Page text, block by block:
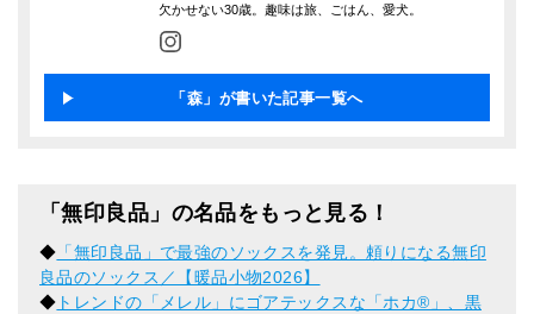
欠かせない30歳。趣味は旅、ごはん、愛犬。
「森」が書いた記事一覧へ
「無印良品」の名品をもっと見る！
◆ 「無印良品」で最強のソックスを発見。頼りになる無印
良品のソックス／【暖品小物2026】
◆ トレンドの「メレル」にゴアテックスな「ホカ®」、黒